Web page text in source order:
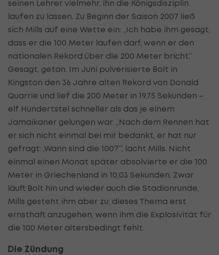
seinen Lehrer vielmehr, ihn die Königsdisziplin
laufen zu lassen. Zu Beginn der Saison 2007 ließ
sich Mills auf eine Wette ein: „Ich habe ihm gesagt,
dass er die 100 Meter laufen darf, wenn er den
nationalen Rekord über die 200 Meter bricht.“
Gesagt, getan. Im Juni pulverisierte Bolt in
Kingston den 36 Jahre alten Rekord von Donald
Quarrie und lief die 200 Meter in 19,75 Sekunden –
elf Hundertstel schneller als das je einem
Jamaikaner gelungen war. „Nach dem Rennen hat
er sich nicht einmal bei mir bedankt, er hat nur
gefragt: ‚Wann sind die 100?‘“, lacht Mills. Nicht
einmal einen Monat später absolvierte er die 100
Meter in Griechenland in 10,03 Sekunden. Zwar
läuft Bolt hin und wieder auch die Stadionrunde,
Mills gesteht ihm aber zu, dieses Thema erst
ernsthaft anzugehen, wenn ihm die Explosivität für
die 100 Meter altersbedingt fehlt.
Die Zündung